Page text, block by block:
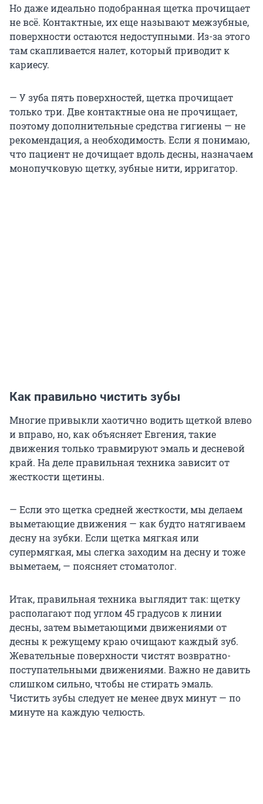
Но даже идеально подобранная щетка прочищает
не всё. Контактные, их еще называют межзубные,
поверхности остаются недоступными. Из-за этого
там скапливается налет, который приводит к
кариесу.
— У зуба пять поверхностей, щетка прочищает
только три. Две контактные она не прочищает,
поэтому дополнительные средства гигиены — не
рекомендация, а необходимость. Если я понимаю,
что пациент не дочищает вдоль десны, назначаем
монопучковую щетку, зубные нити, ирригатор.
Как правильно чистить зубы
Многие привыкли хаотично водить щеткой влево
и вправо, но, как объясняет Евгения, такие
движения только травмируют эмаль и десневой
край. На деле правильная техника зависит от
жесткости щетины.
— Если это щетка средней жесткости, мы делаем
выметающие движения — как будто натягиваем
десну на зубки. Если щетка мягкая или
супермягкая, мы слегка заходим на десну и тоже
выметаем, — поясняет стоматолог.
Итак, правильная техника выглядит так: щетку
располагают под углом 45 градусов к линии
десны, затем выметающими движениями от
десны к режущему краю очищают каждый зуб.
Жевательные поверхности чистят возвратно-
поступательными движениями. Важно не давить
слишком сильно, чтобы не стирать эмаль.
Чистить зубы следует не менее двух минут — по
минуте на каждую челюсть.